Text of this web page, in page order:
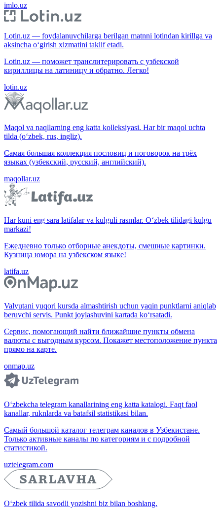
imlo.uz
Lotin.uz — foydalanuvchilarga berilgan matnni lotindan kirillga va
aksincha o‘girish xizmatini taklif etadi.
Lotin.uz — поможет транслитерировать с узбекской
кириллицы на латиницу и обратно. Легко!
lotin.uz
Maqol va naqllarning eng katta kolleksiyasi. Har bir maqol uchta
tilda (o‘zbek, rus, ingliz).
Самая большая коллекция пословиц и поговорок на трёх
языках (узбекский, русский, английский).
maqollar.uz
Har kuni eng sara latifalar va kulguli rasmlar. O‘zbek tilidagi kulgu
markazi!
Ежедневно только отборные анекдоты, смешные картинки.
Кузница юмора на узбекском языке!
latifa.uz
Valyutani yuqori kursda almashtirish uchun yaqin punktlarni aniqlab
beruvchi servis. Punkt joylashuvini kartada ko‘rsatadi.
Сервис, помогающий найти ближайшие пункты обмена
валюты с выгодным курсом. Покажет местоположение пункта
прямо на карте.
onmap.uz
O‘zbekcha telegram kanallarining eng katta katalogi. Faqt faol
kanallar, ruknlarda va batafsil statistikasi bilan.
Самый большой каталог телеграм каналов в Узбекистане.
Только активные каналы по категориям и с подробной
статистикой.
uztelegram.com
O‘zbek tilida savodli yozishni biz bilan boshlang.